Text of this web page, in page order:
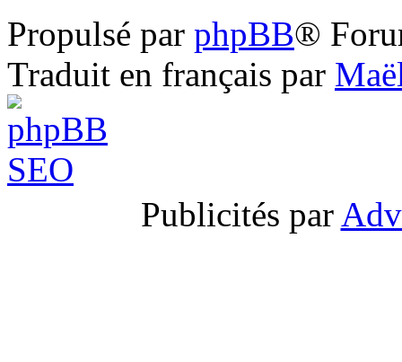
Propulsé par phpBB®
Traduit en français par
Publicités par